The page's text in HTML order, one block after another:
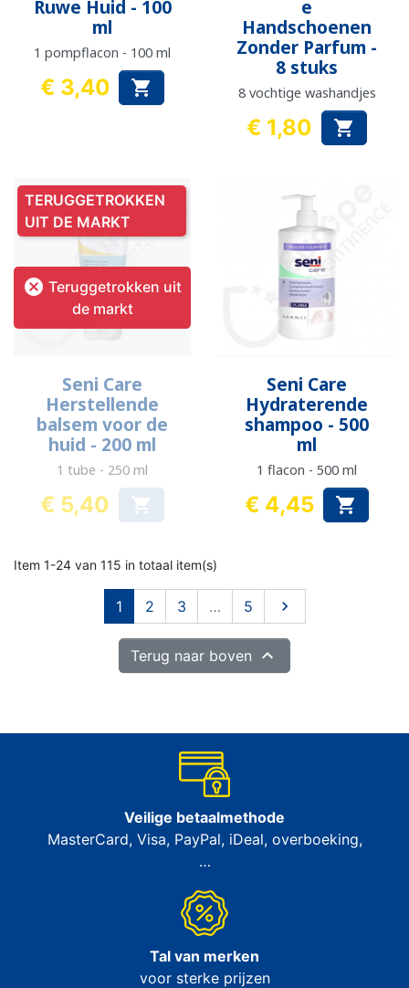
Ruwe Huid - 100
ml
1 pompflacon - 100 ml
Prijs
€ 3,40 
e
Handschoenen
Zonder Parfum -
8 stuks
8 vochtige washandjes
Prijs
€ 1,80 
 Teruggetrokken uit
de markt
Seni Care
Herstellende
balsem voor de
huid - 200 ml
1 tube - 250 ml
Prijs
€ 5,40 
TERUGGETROKKEN
UIT DE MARKT
Seni Care
Hydraterende
shampoo - 500
ml
1 flacon - 500 ml
Prijs
€ 4,45 
Item 1-24 van 115 in totaal item(s)
1 2 3 … 5 Volgende

Terug naar boven 
Veilige betaalmethode
MasterCard, Visa, PayPal, iDeal, overboeking,
…
Tal van merken
voor sterke prijzen